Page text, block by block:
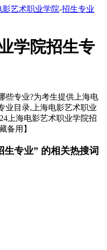
影艺术职业学院-招生专业
学院招生专
些专业?为考生提供上海电
业目录,上海电影艺术职业
上海电影艺术职业学院招
备用】
生专业” 的相关热搜词